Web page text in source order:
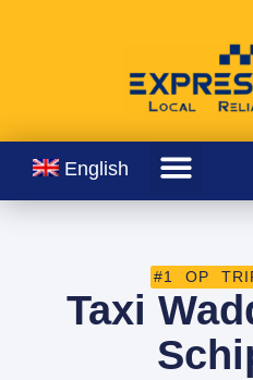
English
#1 OP
Taxi